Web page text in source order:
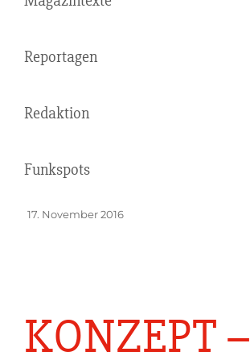
Reportagen
Redaktion
Funkspots
Veröffentlicht
17. November 2016
KONZEPT –